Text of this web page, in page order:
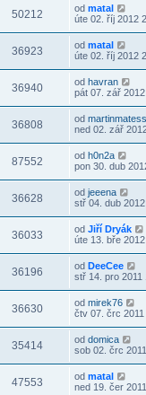
50212 od matal
úte 02. říj 2012
36923 od matal
úte 02. říj 2012
36940 od havran
pát 07. zář
36808 od martinmatess
ned 02. zář
87552 od h0n2a
pon 30. dub
36628 od jeeena
stř 04. dub
36033 od Jiří Dryák
úte 13. bře
36196 od DeeCee
stř 14. pro 2011
36630 od mirek76
čtv 07. črc 2011
35414 od domica
sob 02. črc
47553 od matal
ned 19. čer